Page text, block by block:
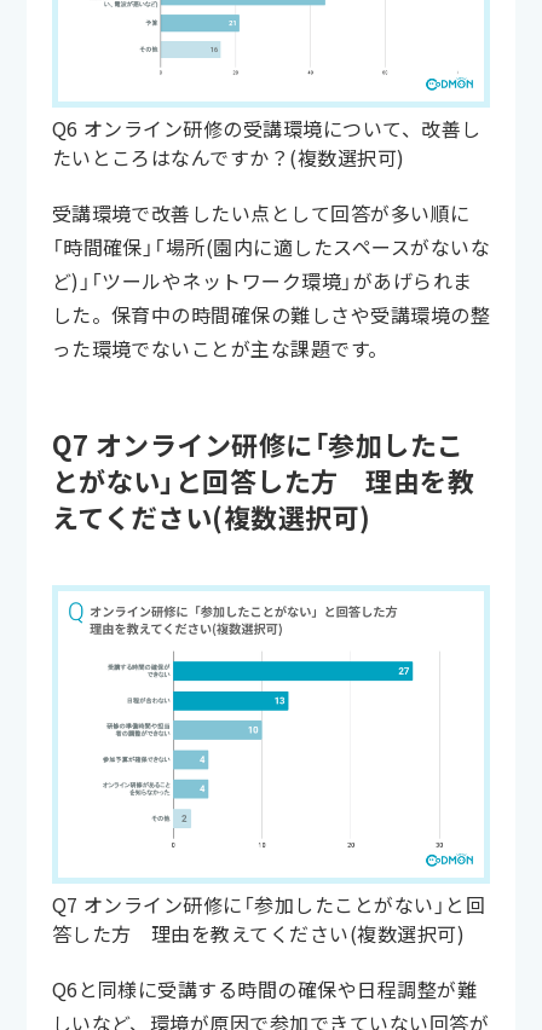
Q6 オンライン研修の受講環境について、改善し
たいところはなんですか？(複数選択可)
受講環境で改善したい点として回答が多い順に
「時間確保」「場所(園内に適したスペースがないな
ど)」「ツールやネットワーク環境」があげられま
した。保育中の時間確保の難しさや受講環境の整
った環境でないことが主な課題です。
Q7 オンライン研修に「参加したこ
とがない」と回答した方 理由を教
えてください(複数選択可)
Q7 オンライン研修に「参加したことがない」と回
答した方 理由を教えてください(複数選択可)
Q6と同様に受講する時間の確保や日程調整が難
しいなど、環境が原因で参加できていない回答が